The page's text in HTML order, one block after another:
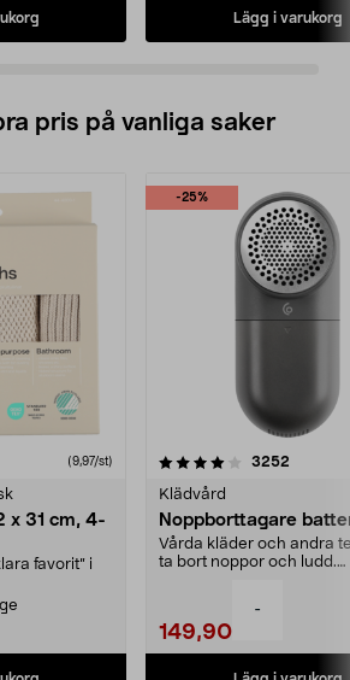
-
Lägg i varukorg
pris på vanliga saker
(9,97/st)
x 31 cm, 4-
favorit” i
-25%
3252
Klädvård
Noppborttagare
Vårda kläder och andra
ta bort noppor och ludd.
149,90
4.5av 5 stjärnor